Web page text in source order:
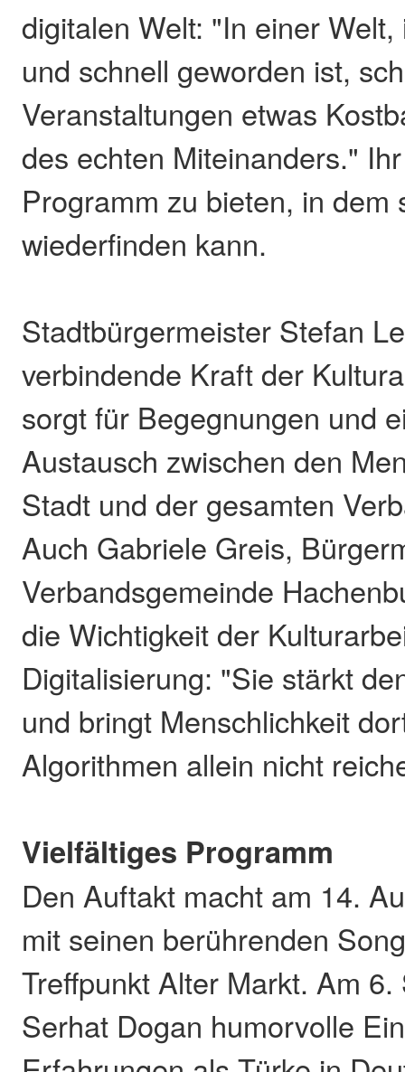
digitalen Welt: "In einer
und schnell geworden ist,
Veranstaltungen etwas
des echten Miteinanders."
Programm zu bieten, in dem
wiederfinden kann.
Stadtbürgermeister Stefan
verbindende Kraft der
sorgt für Begegnungen und
Austausch zwischen den
Stadt und der gesamten
Auch Gabriele Greis,
Verbandsgemeinde
die Wichtigkeit der
Digitalisierung: "Sie stärkt
und bringt Menschlichkeit
Algorithmen allein nicht
Vielfältiges Programm
Den Auftakt macht am 14.
mit seinen berührenden
Treffpunkt Alter Markt. Am
Serhat Dogan humorvolle